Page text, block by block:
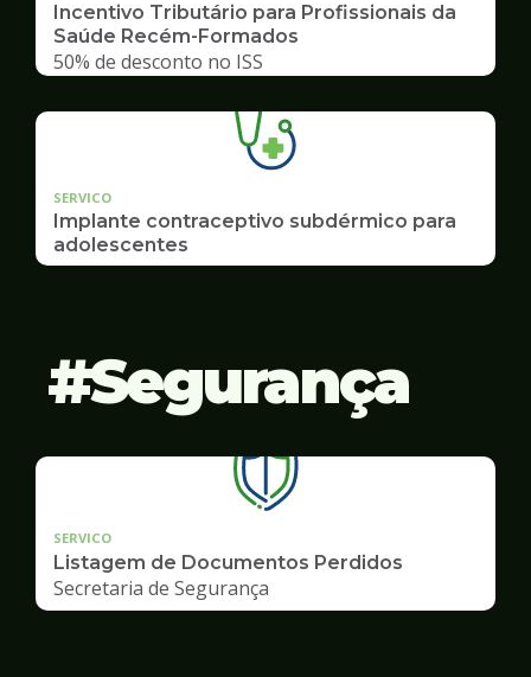
Incentivo Tributário para Profissionais da
Saúde Recém-Formados
50% de desconto no ISS
SERVICO
Implante contraceptivo subdérmico para
adolescentes
Segurança
SERVICO
Listagem de Documentos Perdidos
Secretaria de Segurança